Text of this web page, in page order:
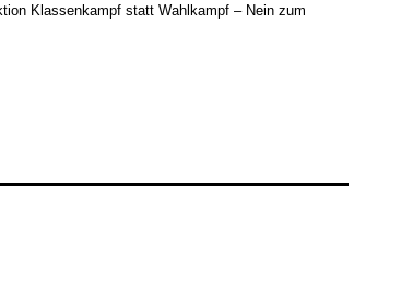
Klassenkampf statt Wahlkampf – Nein zum